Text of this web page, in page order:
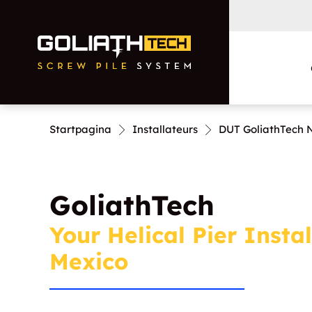
Residential
Commercial and
Municipal
Foundation Repairs
Startpagina Installateurs DUT GoliathTech
GoliathTech
Your Helical Pier
Mexico